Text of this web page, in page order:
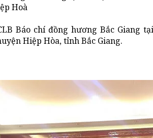
Hoà
Báo chí đồng hương Bắc Giang
Hiệp Hòa, tỉnh Bắc Giang.